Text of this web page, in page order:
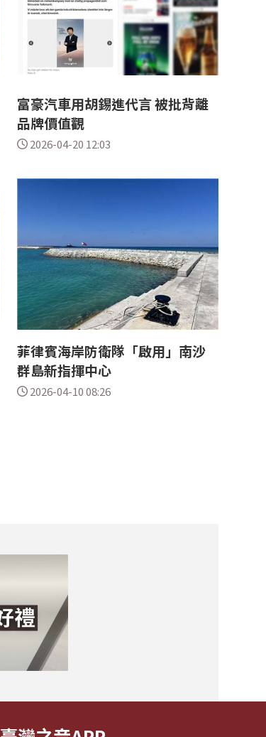
富豪汽車用胡錫進代言 被批背離
品牌價值觀
2026-04-20 12:03
菲律賓海岸防衛隊「啟用」南沙
群島新指揮中心
2026-04-10 08:26